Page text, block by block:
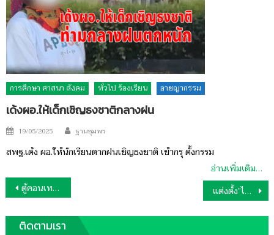
การศึกษา ศาสนา สังคม ทั่วไป ร้องเรียน อาชญากรรม
เด้งผอ.ให้เด็กเชิญธงชาติกลางฝน
Posted
19/05/2025 Author
ฐานชุมพร
สพฐ.เด้ง ผอ.ให้นักเรียนตากฝนเชิญธงชาติ เข้ากรุ ตั้งกรรม
อ่านเพิ่มเติม…
แนะแนว
เรื่อง
ตู้คอนเทรนเนอร์-ไม้ยางแปรรูปลอยเกลื่อนหาดชุมพร แต่งตั้ง”ไตรรงค์”เป็นที่ปรึกษานายกรัฐมนตรี
ติดตามเรา